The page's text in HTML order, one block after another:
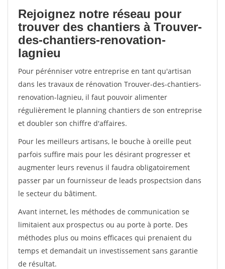
Rejoignez notre réseau pour
trouver des chantiers à Trouver-
des-chantiers-renovation-
lagnieu
Pour pérénniser votre entreprise en tant qu'artisan
dans les travaux de rénovation Trouver-des-chantiers-
renovation-lagnieu, il faut pouvoir alimenter
régulièrement le planning chantiers de son entreprise
et doubler son chiffre d'affaires.
Pour les meilleurs artisans, le bouche à oreille peut
parfois suffire mais pour les désirant progresser et
augmenter leurs revenus il faudra obligatoirement
passer par un fournisseur de leads prospectsion dans
le secteur du bâtiment.
Avant internet, les méthodes de communication se
limitaient aux prospectus ou au porte à porte. Des
méthodes plus ou moins efficaces qui prenaient du
temps et demandait un investissement sans garantie
de résultat.